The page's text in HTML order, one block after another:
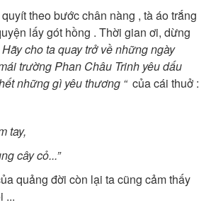
theo bước chân nàng , tà áo trắng
lấy gót hồng . Thời gian ơi, dừng
Hãy cho ta quay trở về những ngày
trường Phan Châu Trinh yêu dấu
những gì yêu thương “ của cái thuở :
tay,
cây cỏ...”
quảng đời còn lại ta cũng cảm thấy
...